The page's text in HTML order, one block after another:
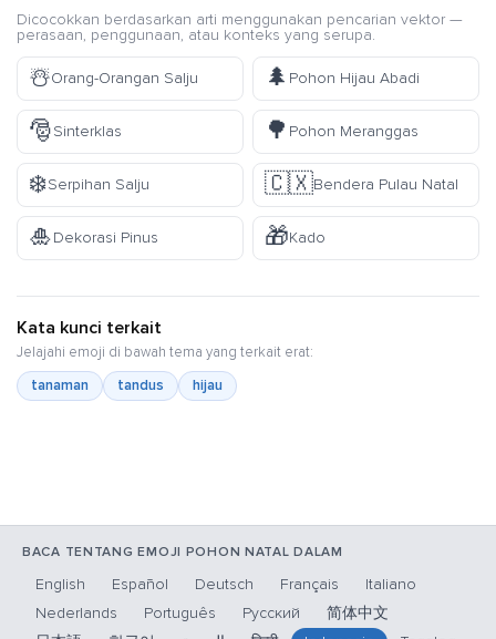
Dicocokkan berdasarkan arti menggunakan pencarian vektor —
perasaan, penggunaan, atau konteks yang serupa.
☃️Orang-Orangan Salju 🌲 Pohon Hijau Abadi
🎅Sinterklas 🌳 Pohon Meranggas
❄️Serpihan Salju 🇨🇽Bendera Pulau Natal
🎍Dekorasi Pinus 🎁Kado
Kata kunci terkait
Jelajahi emoji di bawah tema yang terkait erat:
tanaman
tandus hijau
BACA TENTANG EMOJI POHON NATAL DALAM
English Español Deutsch Français
Italiano
Nederlands
Português Русский
简体中文